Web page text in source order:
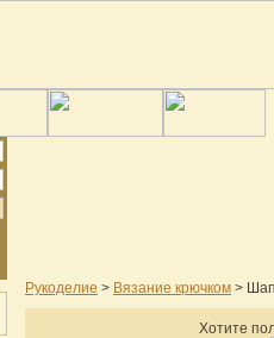
Рукоделие > Вязание крючком >
Хотите